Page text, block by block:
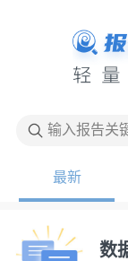
输入报告关
最新
数